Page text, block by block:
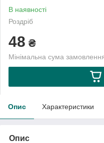
В наявності
Роздріб
48 ₴
Мінімальна сума
Опис Характеристики
Опис